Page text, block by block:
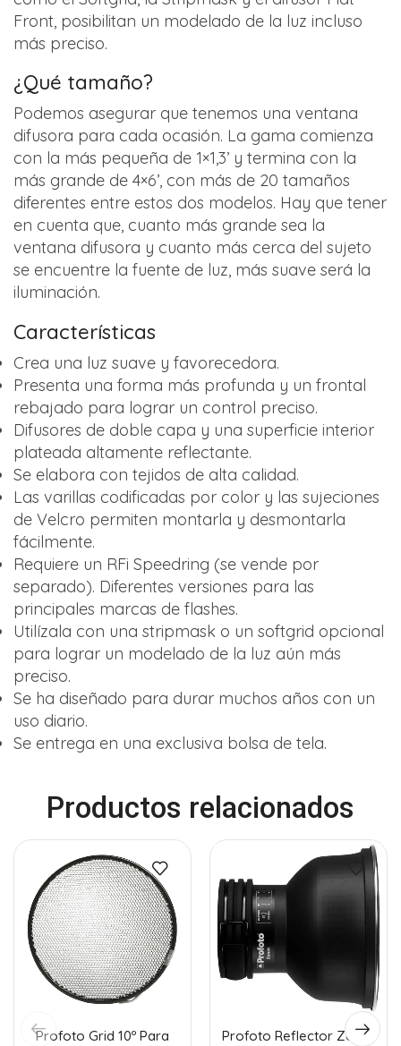
Front, posibilitan un modelado de la luz incluso
más preciso.
¿Qué tamaño?
Podemos asegurar que tenemos una ventana
difusora para cada ocasión. La gama comienza
con la más pequeña de 1×1,3’ y termina con la
más grande de 4×6’, con más de 20 tamaños
diferentes entre estos dos modelos. Hay que tener
en cuenta que, cuanto más grande sea la
ventana difusora y cuanto más cerca del sujeto
se encuentre la fuente de luz, más suave será la
iluminación.
Características
Crea una luz suave y favorecedora.
Presenta una forma más profunda y un frontal
rebajado para lograr un control preciso.
Difusores de doble capa y una superficie interior
plateada altamente reflectante.
Se elabora con tejidos de alta calidad.
Las varillas codificadas por color y las sujeciones
de Velcro permiten montarla y desmontarla
fácilmente.
Requiere un RFi Speedring (se vende por
separado). Diferentes versiones para las
principales marcas de flashes.
Utilízala con una stripmask o un softgrid opcional
para lograr un modelado de la luz aún más
preciso.
Se ha diseñado para durar muchos años con un
uso diario.
Se entrega en una exclusiva bolsa de tela.
Productos relacionados
Profoto Grid 10º Para
Profoto Reflector Zoom